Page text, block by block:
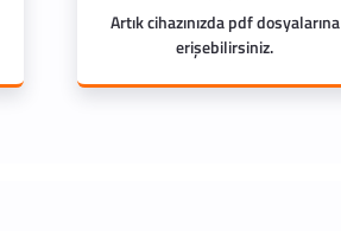
Artık cihazınızda pdf dosyalarına
erişebilirsiniz.